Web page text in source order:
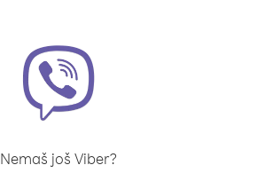
Nemaš još Viber?